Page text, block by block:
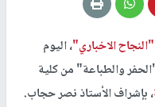
"النجاح الاخباري"، اليوم
والطباعة" من كلية
، بإشراف الأستاذ نصر حجاب.